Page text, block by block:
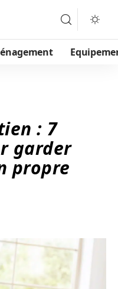
: 7
garder
propre